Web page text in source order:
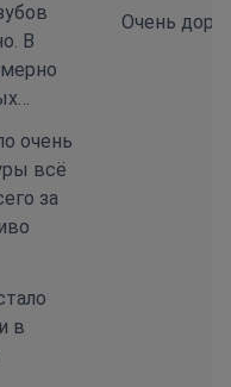
В
очень
всё
за
в
Очень